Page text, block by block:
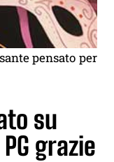
pensato per
su
grazie